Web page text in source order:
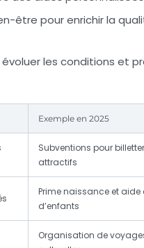
être pour enrichir la
les conditions et
Exemple en 2025
Subventions pour
attractifs
Prime naissance et
d’enfants
Organisation de